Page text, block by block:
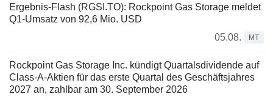
Ergebnis-Flash (RGSI.TO): Rockpoint Gas Storage meldet
Q1-Umsatz von 92,6 Mio. USD
05.08.
MT
Rockpoint Gas Storage Inc. kündigt Quartalsdividende auf
Class-A-Aktien für das erste Quartal des Geschäftsjahres
2027 an, zahlbar am 30. September 2026